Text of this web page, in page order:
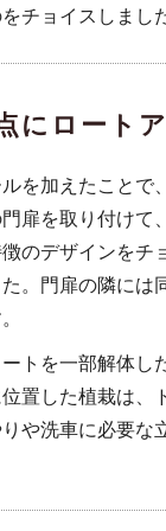
チョイスしました
にロート
を加えたこと
扉を取り付け
のデザインを
。門扉の隣に
トを一部解体
置した植栽は
や洗車に必要